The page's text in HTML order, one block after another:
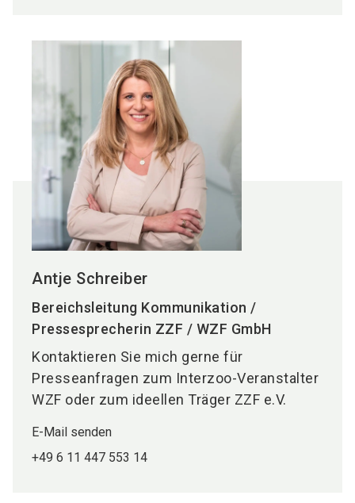
Antje Schreiber
Bereichsleitung Kommunikation /
Pressesprecherin ZZF / WZF GmbH
Kontaktieren Sie mich gerne für
Presseanfragen zum Interzoo-Veranstalter
WZF oder zum ideellen Träger ZZF e.V.
E-Mail senden
+49 6 11 447 553 14